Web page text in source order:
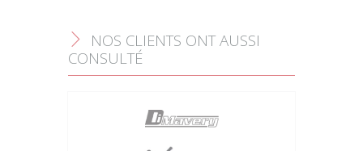
F
NOS CLIENTS ONT AUSSI
CONSULTÉ